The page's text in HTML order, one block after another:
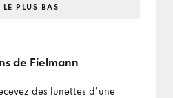
LE PLUS BAS
de Fielmann
des lunettes d'une